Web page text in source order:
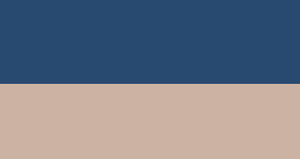
Li6BeZrF12 are